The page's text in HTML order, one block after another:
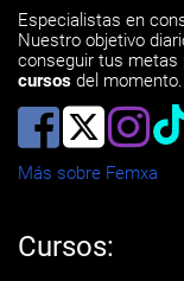
Especialistas en
Nuestro objetivo
conseguir tus metas
cursos del
Más sobre Femxa
Cursos: